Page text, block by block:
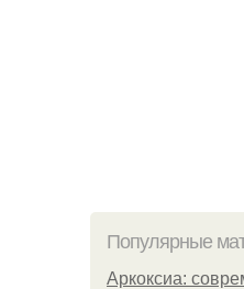
Популярные
Аркоксиа: